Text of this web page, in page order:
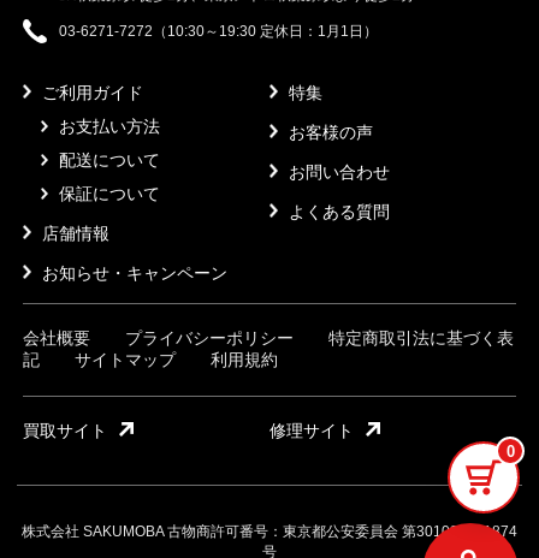
0
03-6271-7272（10:30～19:30 定休日：1月1日）
ご利用ガイド
お支払い方法
配送について
保証について
店舗情報
お知らせ・キャンペーン
特集
お客様の声
お問い合わせ
よくある質問
会社概要 プライバシーポリシー
特定商取引法に基づく表
記
サイトマップ 利用規約
買取サイト 修理サイト
株式会社 SAKUMOBA 古物商許可番号：東京都公安委員会 第301032121874
号